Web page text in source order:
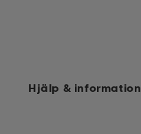
Hjälp & information